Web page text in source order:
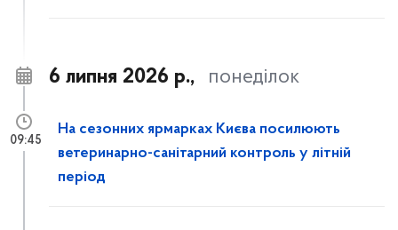
6 липня 2026 р., понеділок
На сезонних ярмарках Києва посилюють
ветеринарно-санітарний контроль у літній
період
09:45